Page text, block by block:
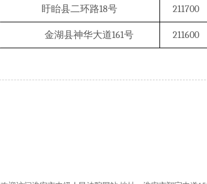
盱眙县二环路18号 211700
金湖县神华大道161号 211600